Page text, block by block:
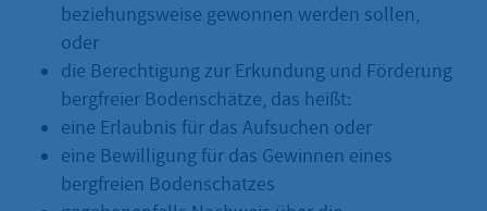
beziehungsweise gewonnen werden sollen,
oder
die Berechtigung zur Erkundung und Förderung
bergfreier Bodenschätze, das heißt:
eine Erlaubnis für das Aufsuchen oder
eine Bewilligung für das Gewinnen eines
bergfreien Bodenschatzes